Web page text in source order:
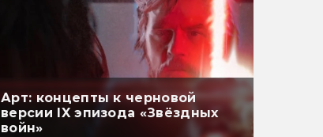
Арт: концепты к черновой
версии IX эпизода «Звёздных
войн»